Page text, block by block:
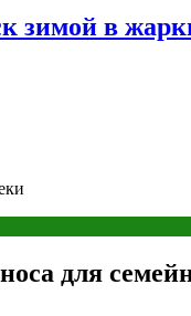
зимой в
для